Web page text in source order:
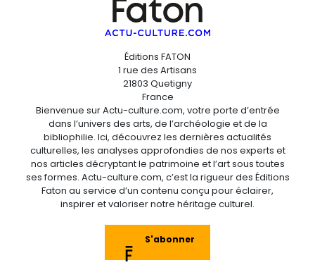
Éditions FATON
1 rue des Artisans
21803 Quetigny
France
Bienvenue sur Actu-culture.com, votre porte d’entrée
dans l’univers des arts, de l’archéologie et de la
bibliophilie. Ici, découvrez les dernières actualités
culturelles, les analyses approfondies de nos experts et
nos articles décryptant le patrimoine et l’art sous toutes
ses formes. Actu-culture.com, c’est la rigueur des Éditions
Faton au service d’un contenu conçu pour éclairer,
inspirer et valoriser notre héritage culturel.
S'abonner